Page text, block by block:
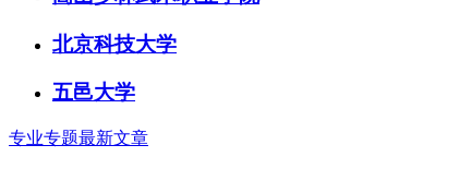
北京科技大学
五邑大学
专业专题最新文章